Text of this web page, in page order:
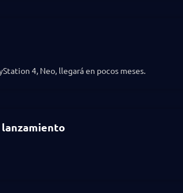
4, Neo, llegará en pocos meses.